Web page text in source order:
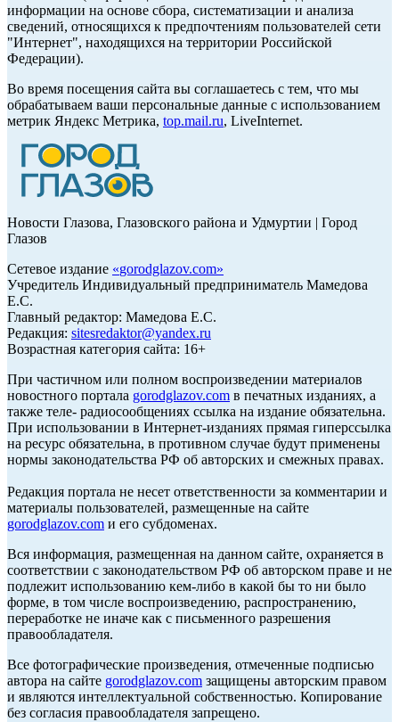
информации на основе сбора, систематизации и анализа
сведений, относящихся к предпочтениям пользователей сети
"Интернет", находящихся на территории Российской
Федерации).
Во время посещения сайта вы соглашаетесь с тем, что мы
обрабатываем ваши персональные данные с использованием
метрик Яндекс Метрика, top.mail.ru, LiveInternet.
Новости Глазова, Глазовского района и Удмуртии | Город
Глазов
Сетевое издание «gorodglazov.com»
Учредитель Индивидуальный предприниматель Мамедова
Е.С.
Главный редактор: Мамедова Е.С.
Редакция: sitesredaktor@yandex.ru
Возрастная категория сайта: 16+
При частичном или полном воспроизведении материалов
новостного портала gorodglazov.com в печатных изданиях, а
также теле- радиосообщениях ссылка на издание обязательна.
При использовании в Интернет-изданиях прямая гиперссылка
на ресурс обязательна, в противном случае будут применены
нормы законодательства РФ об авторских и смежных правах.
Редакция портала не несет ответственности за комментарии и
материалы пользователей, размещенные на сайте
gorodglazov.com и его субдоменах.
Вся информация, размещенная на данном сайте, охраняется в
соответствии с законодательством РФ об авторском праве и не
подлежит использованию кем-либо в какой бы то ни было
форме, в том числе воспроизведению, распространению,
переработке не иначе как с письменного разрешения
правообладателя.
Все фотографические произведения, отмеченные подписью
автора на сайте gorodglazov.com защищены авторским правом
и являются интеллектуальной собственностью. Копирование
без согласия правообладателя запрещено.